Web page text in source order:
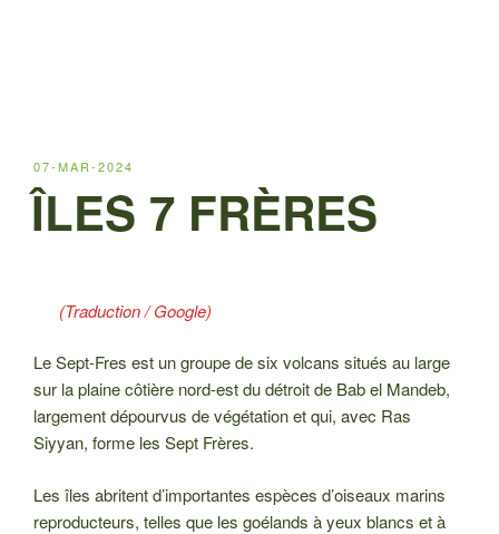
PUBLIÉ
LE
07-MAR-2024
ÎLES 7 FRÈRES
(Traduction / Google)
Le Sept-Fres est un groupe de six volcans situés au large
sur la plaine côtière nord-est du détroit de Bab el Mandeb,
largement dépourvus de végétation et qui, avec Ras
Siyyan, forme les Sept Frères.
Les îles abritent d’importantes espèces d’oiseaux marins
reproducteurs, telles que les goélands à yeux blancs et à